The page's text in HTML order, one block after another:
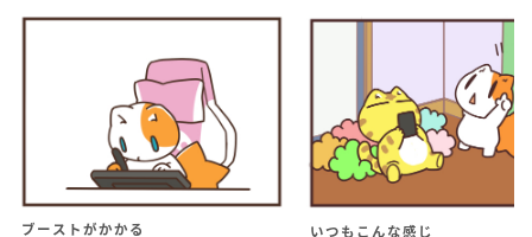
ブーストがかかる いつもこんな感じ